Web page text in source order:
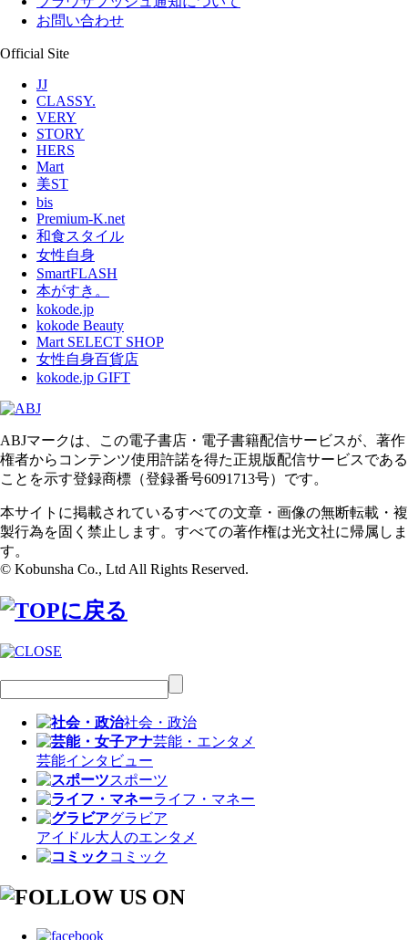
お問い合わせ
Official Site
JJ
CLASSY.
VERY
STORY
HERS
Mart
美ST
bis
Premium-K.net
和食スタイル
女性自身
SmartFLASH
本がすき。
kokode.jp
kokode Beauty
Mart SELECT SHOP
女性自身百貨店
kokode.jp GIFT
ABJマークは、この電子書店・電子書籍配信サービスが、著作
権者からコンテンツ使用許諾を得た正規版配信サービスである
ことを示す登録商標（登録番号6091713号）です。
本サイトに掲載されているすべての文章・画像の無断転載・複
製行為を固く禁止します。すべての著作権は光文社に帰属しま
す。
© Kobunsha Co., Ltd All Rights Reserved.
社会・政治
芸能・エンタメ
芸能インタビュー
スポーツ
ライフ・マネー
グラビア
アイドル大人のエンタメ
コミック